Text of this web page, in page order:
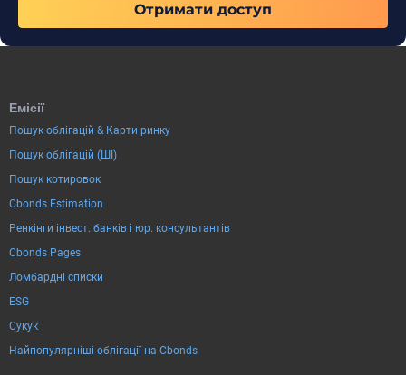
Отримати доступ
Емісії
Пошук облігацій & Карти ринку
Пошук облігацій (ШІ)
Пошук котировок
Cbonds Estimation
Ренкінги інвест. банків і юр. консультантів
Cbonds Pages
Ломбардні списки
ESG
Сукук
Найпопулярніші облігації на Cbonds